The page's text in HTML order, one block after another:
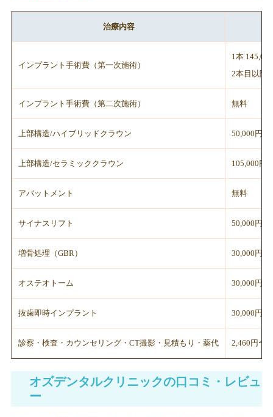
治療内容
インプラント手術費（第一次施術）
1本
2本目以降
インプラント手術費（第二次施術） 無料
上部構造/ハイブリッドクラウン 50,000円
上部構造/セラミッククラウン 105,000円
アバットメント 無料
サイナスリフト 50,000円
増骨処理（GBR） 30,000円
オステオトーム 30,000円
抜歯即時インプラント 30,000円
診察・検査・カウンセリング・CT撮影・見積もり・薬代 2,460円〜
オズデンタルクリニックの口コミ・レビュ
ー